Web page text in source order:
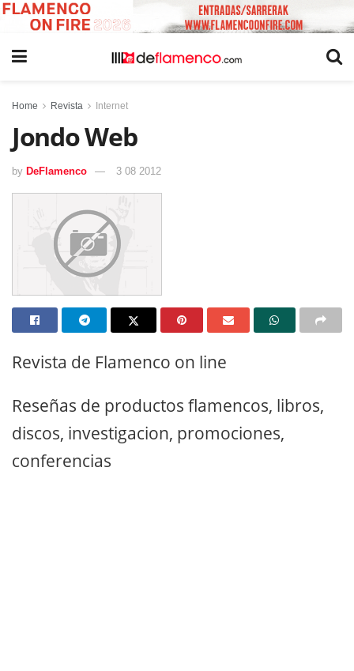
Home Revista Internet
Jondo Web
by DeFlamenco 3 08 2012
Revista de Flamenco on line
Reseñas de productos flamencos, libros,
discos, investigacion, promociones,
conferencias